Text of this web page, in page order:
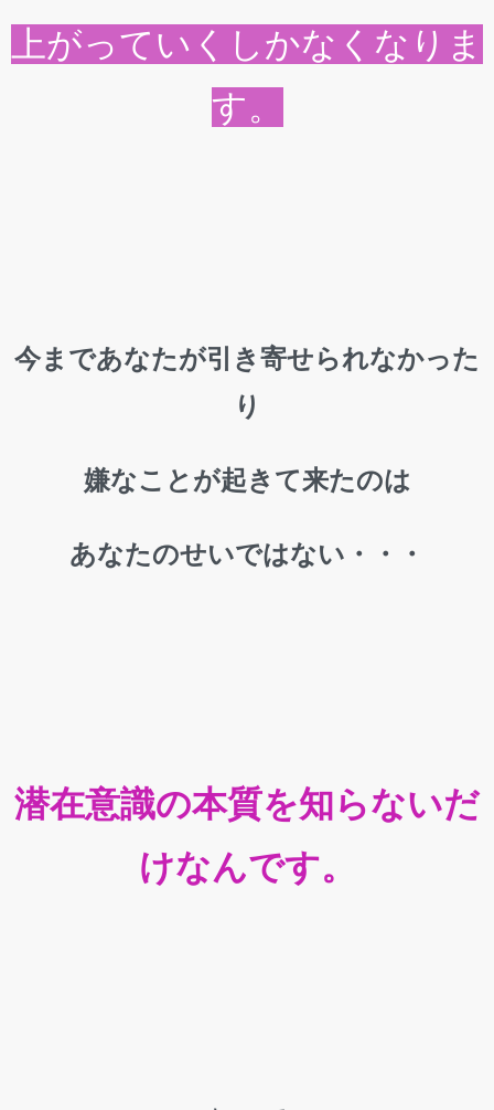
上がっていくしかなくなりま
す。
今まであなたが引き寄せられなかった
り
嫌なことが起きて来たのは
あなたのせいではない・・・
潜在意識の本質を知らないだ
けなんです。